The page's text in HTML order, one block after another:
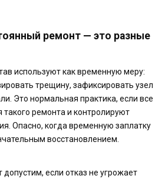
ремонт — это разные
используют как временную меру:
трещину, зафиксировать узел
Это нормальная практика, если все
ремонта и контролируют
Опасно, когда временную заплатку
восстановлением.
если отказ не угрожает